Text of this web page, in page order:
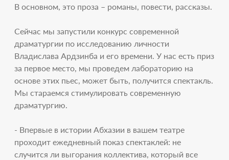
В основном, это проза – романы, повести, рассказы.
Сейчас мы запустили конкурс современной
драматургии по исследованию личности
Владислава Ардзинба и его времени. У нас есть приз
за первое место, мы проведем лабораторию на
основе этих пьес, может быть, получится спектакль.
Мы стараемся стимулировать современную
драматургию.
- Впервые в истории Абхазии в вашем театре
проходит ежедневный показ спектаклей: не
случится ли выгорания коллектива, который все